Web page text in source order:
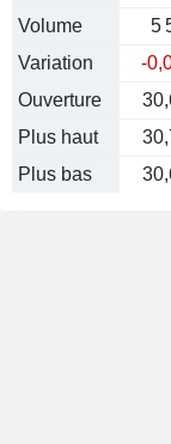
Volume
5
Variation
-
Ouverture
Plus haut
Plus bas